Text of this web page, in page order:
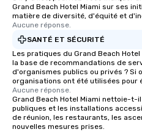
Grand Beach Hotel Miami sur ses
matière de diversité, d'équité et
Aucune réponse.
SANTÉ ET SÉCURITÉ
Les pratiques du Grand Beach
la base de recommandations de
d'organismes publics ou privés ? Si
organisations ont été utilisées pour
Aucune réponse.
Grand Beach Hotel Miami nettoie-
publiques et les installations
de réunion, les restaurants, les
nouvelles mesures prises.